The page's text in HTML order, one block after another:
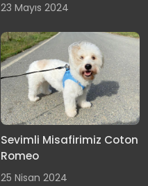
23 Mayıs 2024
Sevimli Misafirimiz Coton
Romeo
25 Nisan 2024